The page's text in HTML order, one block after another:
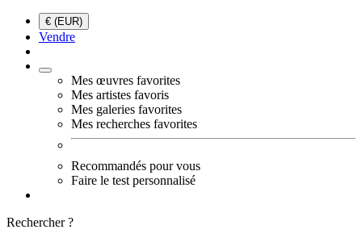
€ (EUR)
Vendre
Mes œuvres favorites
Mes artistes favoris
Mes galeries favorites
Mes recherches favorites
Recommandés pour vous
Faire le test personnalisé
Rechercher ?